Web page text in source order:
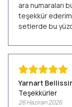
ara numaraları
teşekkür
setlerde bu
Yarnart
Teşekkürler
26 Haziran 2026